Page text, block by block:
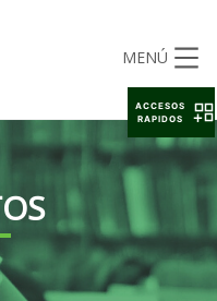
MENÚ
ACCESOS
RAPIDOS